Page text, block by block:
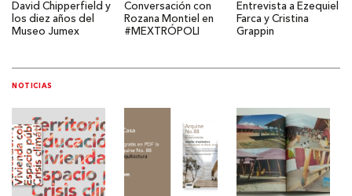
David Chipperfield y
los diez años del
Museo Jumex
Conversación con
Rozana Montiel en
#MEXTRÓPOLI
Entrevista a Ezequiel
Farca y Cristina
Grappin
NOTICIAS